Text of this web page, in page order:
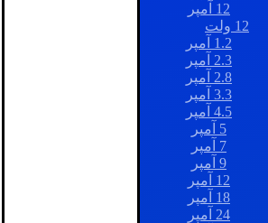
12 آمپر
12 ولت
1.2 آمپر
2.3 آمپر
2.8 آمپر
3.3 آمپر
4.5 آمپر
5 آمپر
7 آمپر
9 آمپر
12 آمپر
18 آمپر
24 آمپر